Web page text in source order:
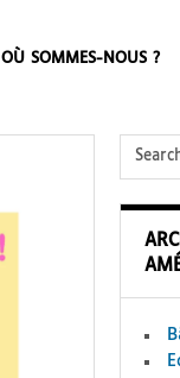
OÙ SOMMES-NOUS ?